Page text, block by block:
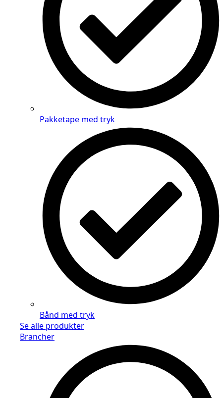
Pakketape med tryk
Bånd med tryk
Se alle produkter
Brancher